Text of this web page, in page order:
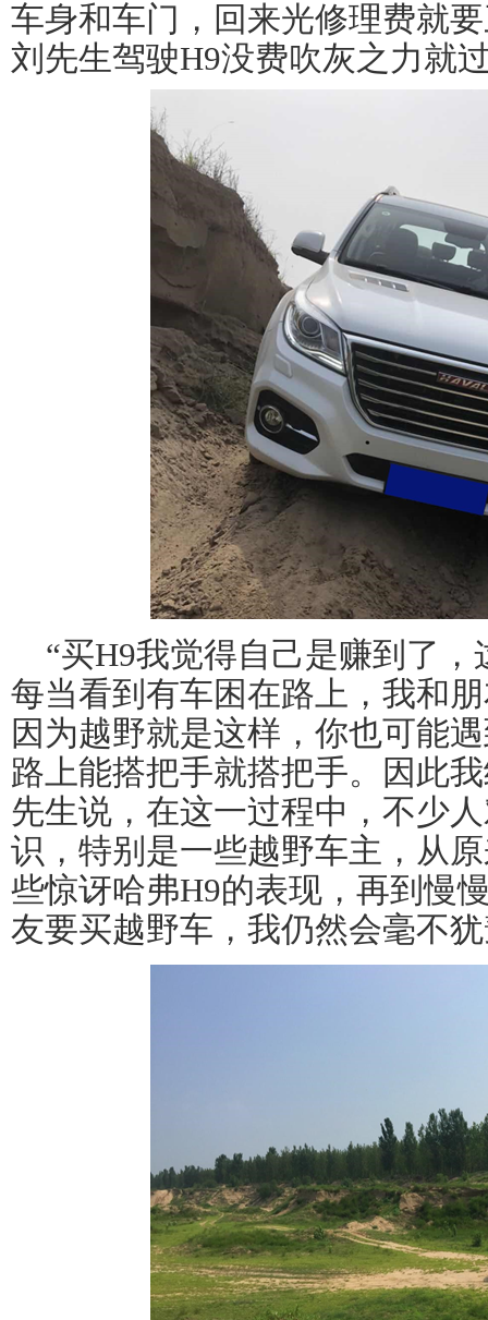
车身和车门，回来光修理费就
刘先生驾驶H9没费吹灰之力就
“买H9我觉得自己是赚到了
每当看到有车困在路上，我和
因为越野就是这样，你也可能
路上能搭把手就搭把手。因此
先生说，在这一过程中，不少
识，特别是一些越野车主，从
些惊讶哈弗H9的表现，再到慢
友要买越野车，我仍然会毫不